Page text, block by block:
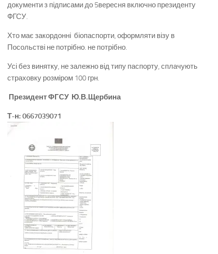
документи з підписами до 5вересня включно президенту
ФГСУ.
Хто має закордонні біопаспорти, оформляти візу в
Посольстві не потрібно. не потрібно.
Усі без винятку, не залежно від типу паспорту, сплачують
страховку розміром 100 грн.
Президент ФГСУ Ю.В.Щербина
Т-н: 0667039071